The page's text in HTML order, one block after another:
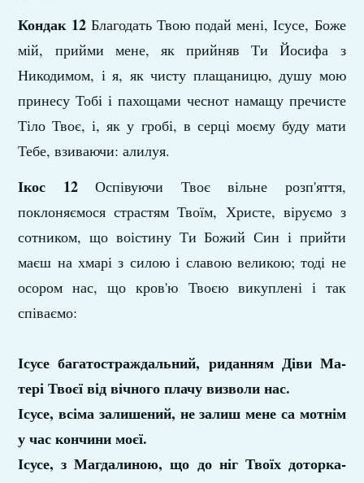
Кондак 12Благодать Твою подай мені, Ісусе, Боже
мій, прийми мене, як прийняв Ти Йосифа з
Никодимом, і я, як чисту плащаницю, душу мою
прине­су Тобі і пахощами чеснот намащу пречисте
Тіло Твоє, і, як у гробі, в серці моєму буду мати
Тебе, взиваючи: алилуя.
Ікос 12Оспівуючи Твоє вільне розп'яття,
поклоняємо­ся страстям Твоїм, Христе, віруємо з
сотником, що воістину Ти Божий Син і прийти
маєш на хмарі з силою і славою великою; тоді не
осором нас, що кров'ю Твоєю викуплені і так
співаємо:
Ісусе багатостраждальний, риданням Діви Ма­
тері Твоєї від вічного плачу визволи нас.
Ісусе, всіма залишений, не залиш мене са­ мотнім
у час кончини моєї.
Ісусе, з Магдалиною, що до ніг Твоїх доторка­